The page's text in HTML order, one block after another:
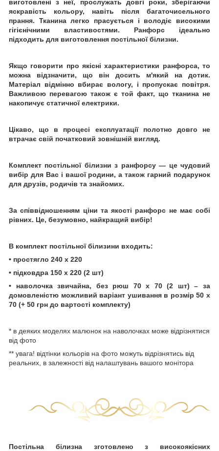
виготовлені з неї, прослужать довгі роки, зберігаючи
яскравість кольору, навіть після багаточисельного
прання. Тканина легко прасується і володіє високими
гігієнічними властивостями. Ранфорс ідеально
підходить для виготовлення постільної білизни.
Якщо говорити про якісні характеристики ранфорса, то
можна відзначити, що він досить м'який на дотик.
Матеріал відмінно вбирає вологу, і пропускає повітря.
Важливою перевагою також є той факт, що тканина не
накопичує статичної електрики.
Цікаво, що в процесі експлуатації полотно довго не
втрачає свій початковий зовнішній вигляд.
Комплект постільної білизни з ранфорсу ― це чудовий
вибір для Вас і вашої родини, а також гарний подарунок
для друзів, родичів та знайомих.
За співвідношенням ціни та якості ранфорс не має собі
рівних. Це, безумовно, найкращий вибір!
В комплект постільної білизини входить:
• простягло 240 х 220
• підковдра 150 х 220 (2 шт)
• наволочка звичайна, без рюш 70 х 70 (2 шт) – за
домовленістю можливий варіант ушивання в розмір 50 х
70 (+ 50 грн до вартості комплекту)
* в деяких моделях малюнок на наволочках може відрізнятися
від фото
** увага! відтінки кольорів на фото можуть відрізнятись від
реальних, в залежності від налаштувань вашого монітора
Постільна білизна зготовлено
з високоякісних